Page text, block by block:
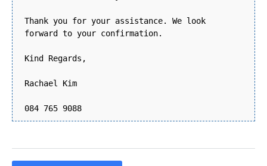
Thank you for your assistance. We look
forward to your confirmation.
Kind Regards,
Rachael Kim
084 765 9088